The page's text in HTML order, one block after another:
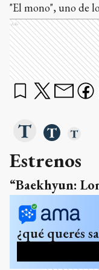
"El mono", uno de
Ads
Estrenos
“Baekhyun:
¿qué querés